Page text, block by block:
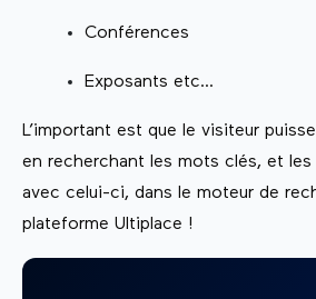
Conférences
Exposants etc...
L’important est que le visiteur
en recherchant les mots clés, et les
avec celui-ci, dans le moteur de
plateforme Ultiplace !